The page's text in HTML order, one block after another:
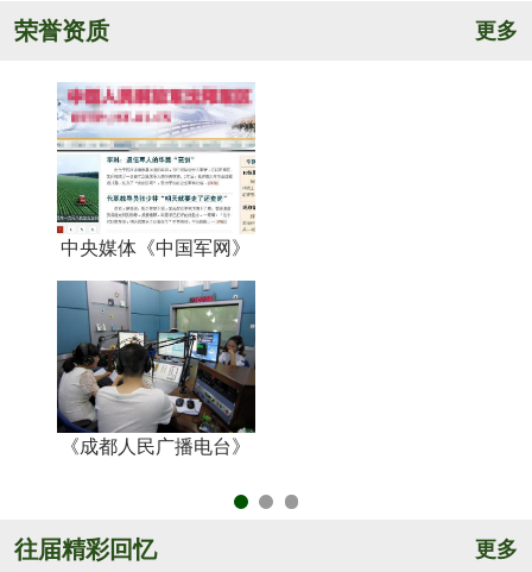
荣誉资质 更多
中央媒体《中国军网》
《成都人民广播电台》
往届精彩回忆 更多